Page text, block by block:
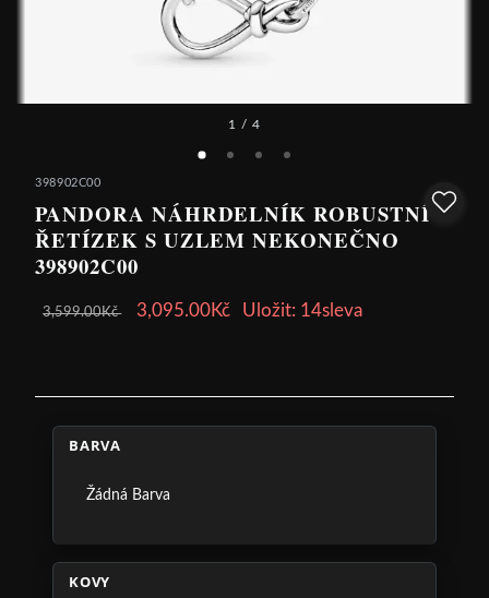
1 / 4
398902C00
PANDORA NÁHRDELNÍK ROBUSTNÍ
ŘETÍZEK S UZLEM NEKONEČNO
398902C00
3,599.00Kč 3,095.00Kč Uložit: 14sleva
BARVA
Žádná Barva
KOVY